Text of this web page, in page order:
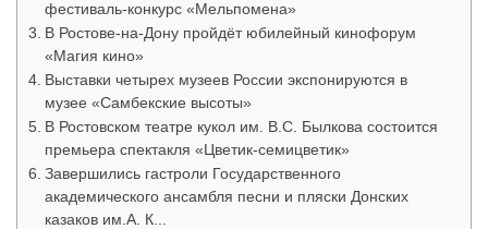
фестиваль-конкурс «Мельпомена»
В Ростове-на-Дону пройдёт юбилейный кинофорум
«Магия кино»
Выставки четырех музеев России экспонируются в
музее «Самбекские высоты»
В Ростовском театре кукол им. В.С. Былкова состоится
премьера спектакля «Цветик-семицветик»
Завершились гастроли Государственного
академического ансамбля песни и пляски Донских
казаков им.А. К...